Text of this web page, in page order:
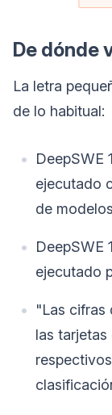
De dónde
La letra
de lo habitual:
DeepSWE
ejecutado
de
DeepSWE
ejecutado
"Las cifras
las tarjetas